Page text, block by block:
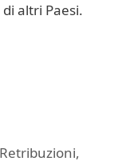
altri Paesi.
Retribuzioni,